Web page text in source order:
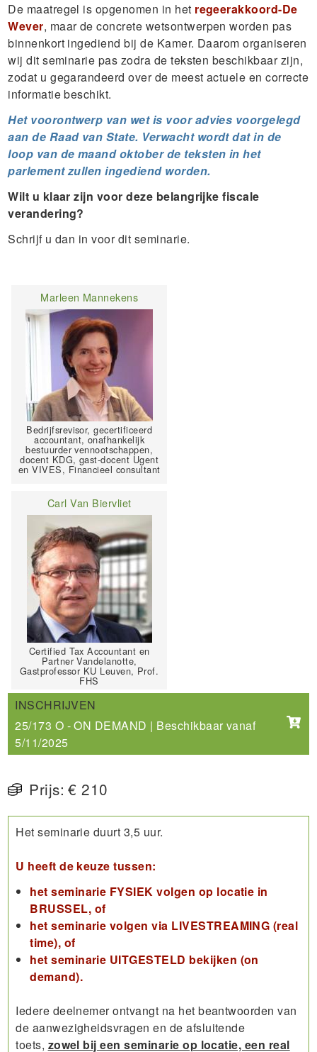
De maatregel is opgenomen in het regeerakkoord-De
Wever, maar de concrete wetsontwerpen worden pas
binnenkort ingediend bij de Kamer. Daarom organiseren
wij dit seminarie pas zodra de teksten beschikbaar zijn,
zodat u gegarandeerd over de meest actuele en correcte
informatie beschikt.
Het voorontwerp van wet is voor advies voorgelegd
aan de Raad van State. Verwacht wordt dat in de
loop van de maand oktober de teksten in het
parlement zullen ingediend worden.
Wilt u klaar zijn voor deze belangrijke fiscale
verandering?
Schrijf u dan in voor dit seminarie.
Marleen Mannekens
Bedrijfsrevisor, gecertificeerd
accountant, onafhankelijk
bestuurder vennootschappen,
docent KDG, gast-docent Ugent
en VIVES, Financieel consultant
Carl Van Biervliet
Certified Tax Accountant en
Partner Vandelanotte,
Gastprofessor KU Leuven, Prof.
FHS
INSCHRIJVEN
25/173 O - ON DEMAND | Beschikbaar vanaf
5/11/2025
Prijs: € 210
Het seminarie duurt 3,5 uur.
U heeft de keuze tussen:
het seminarie FYSIEK volgen op locatie in
BRUSSEL, of
het seminarie volgen via LIVESTREAMING (real
time), of
het seminarie UITGESTELD bekijken (on
demand).
Iedere deelnemer ontvangt na het beantwoorden van
de aanwezigheidsvragen en de afsluitende
toets, zowel bij een seminarie op locatie, een real